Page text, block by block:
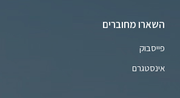
השארו מחוברים
פייסבוק
אינסטגרם